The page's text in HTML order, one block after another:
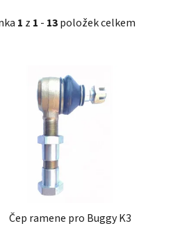
1 z 1 - 13položek celkem
Čep ramene pro Buggy K3